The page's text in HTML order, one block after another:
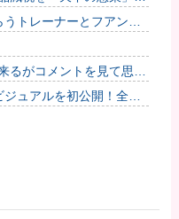
トレーナーとフアンザ
るがコメントを見て思わ
ュアルを初公開！全員